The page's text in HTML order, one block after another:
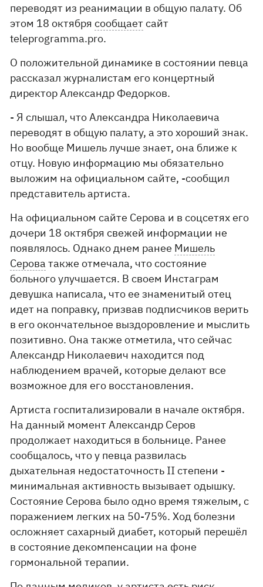
переводят из реанимации в общую палату. Об
этом 18 октябрясообщаетсайт
teleprogramma.pro.
О положительной динамике в состоянии певца
рассказал журналистам его концертный
директор Александр Федорков.
- Я слышал, что Александра Николаевича
переводят в общую палату, а это хороший знак.
Но вообще Мишель лучше знает, она ближе к
отцу. Новую информацию мы обязательно
выложим на официальном сайте, -сообщил
представитель артиста.
На официальном сайте Серова и в соцсетях его
дочери 18 октября свежей информации не
появлялось. Однако днем ранее Мишель
Серова также отмечала, что состояние
больного улучшается. В своем Инстаграм
девушка написала, что ее знаменитый отец
идет на поправку, призвав подписчиков верить
в его окончательное выздоровление и мыслить
позитивно. Она также отметила, что сейчас
Александр Николаевич находится под
наблюдением врачей, которые делают все
возможное для его восстановления.
Артиста госпитализировали в начале октября.
На данный момент Александр Серов
продолжает находиться в больнице. Ранее
сообщалось, что у певца развилась
дыхательная недостаточность II степени -
минимальная активность вызывает одышку.
Состояние Серова было одно время тяжелым, с
поражением легких на 50-75%. Ход болезни
осложняет сахарный диабет, который перешёл
в состояние декомпенсации на фоне
гормональной терапии.